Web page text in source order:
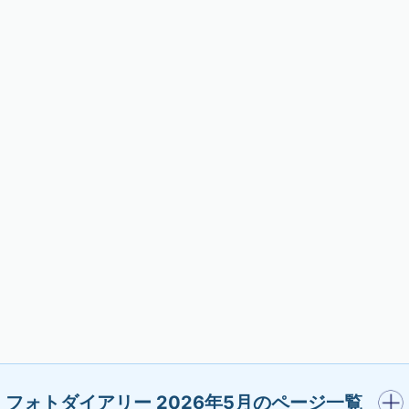
フォトダイアリー 2026年5月のページ一覧
開く